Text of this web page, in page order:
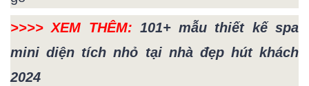
>>>> XEM THÊM: 101+ mẫu thiết kế spa
mini diện tích nhỏ tại nhà đẹp hút khách
2024